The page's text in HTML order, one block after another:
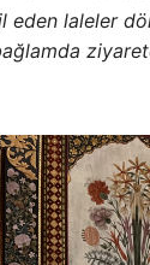
eden laleler